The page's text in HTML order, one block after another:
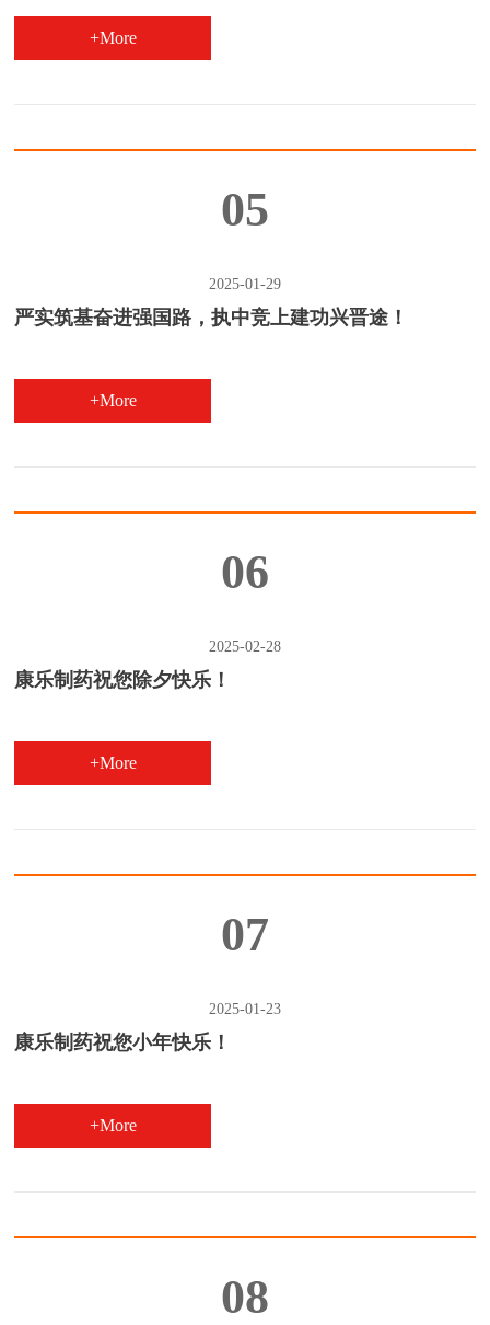
+More
05
2025-01-29
严实筑基奋进强国路，执中竞上建功兴晋途！
+More
06
2025-02-28
康乐制药祝您除夕快乐！
+More
07
2025-01-23
康乐制药祝您小年快乐！
+More
08